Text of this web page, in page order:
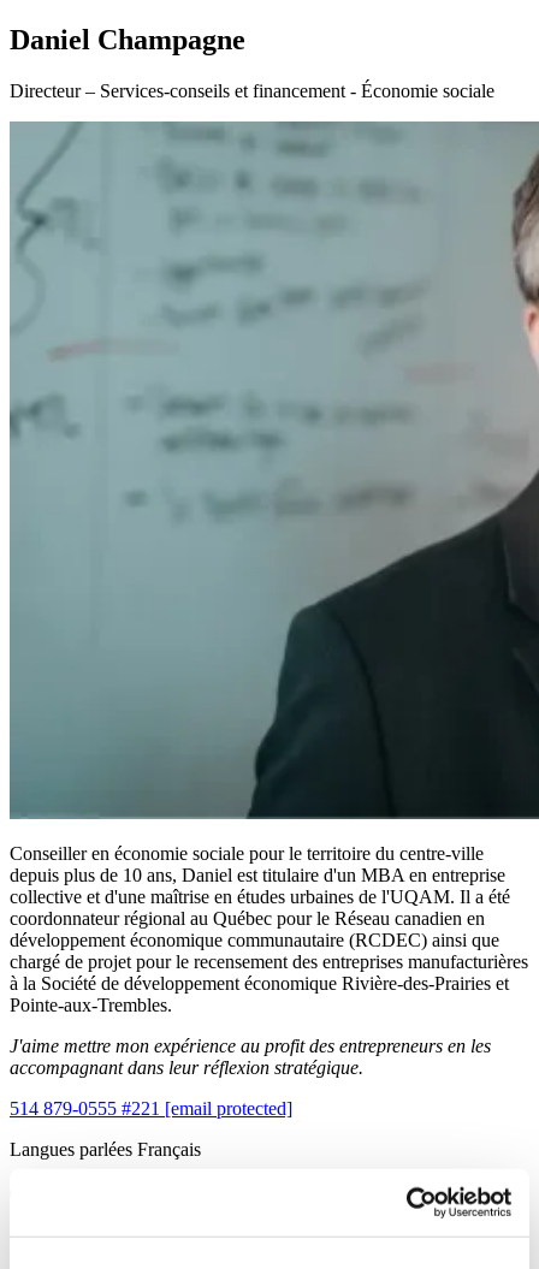
Daniel Champagne
Directeur – Services-conseils et financement - Économie sociale
Conseiller en économie sociale pour le territoire du centre-ville
depuis plus de 10 ans, Daniel est titulaire d'un MBA en entreprise
collective et d'une maîtrise en études urbaines de l'UQAM. Il a été
coordonnateur régional au Québec pour le Réseau canadien en
développement économique communautaire (RCDEC) ainsi que
chargé de projet pour le recensement des entreprises manufacturières
à la Société de développement économique Rivière-des-Prairies et
Pointe-aux-Trembles.
J'aime mettre mon expérience au profit des entrepreneurs en les
accompagnant dans leur réflexion stratégique.
514 879-0555 #221 [email protected]
Langues parlées Français
Trouvez le bon territoire pour vous
accompagner